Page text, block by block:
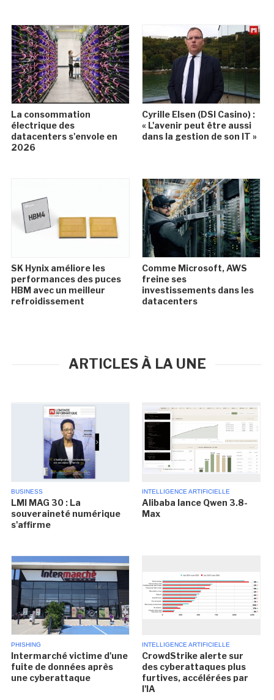
La consommation
électrique des
datacenters s'envole en
2026
Cyrille Elsen (DSI Casino) :
« L'avenir peut être aussi
dans la gestion de son IT »
SK Hynix améliore les
performances des puces
HBM avec un meilleur
refroidissement
Comme Microsoft, AWS
freine ses
investissements dans les
datacenters
ARTICLES À LA UNE
BUSINESS
LMI MAG 30 : La
souveraineté numérique
s'affirme
INTELLIGENCE ARTIFICIELLE
Alibaba lance Qwen 3.8-
Max
PHISHING
Intermarché victime d'une
fuite de données après
une cyberattaque
INTELLIGENCE ARTIFICIELLE
CrowdStrike alerte sur
des cyberattaques plus
furtives, accélérées par
l'IA